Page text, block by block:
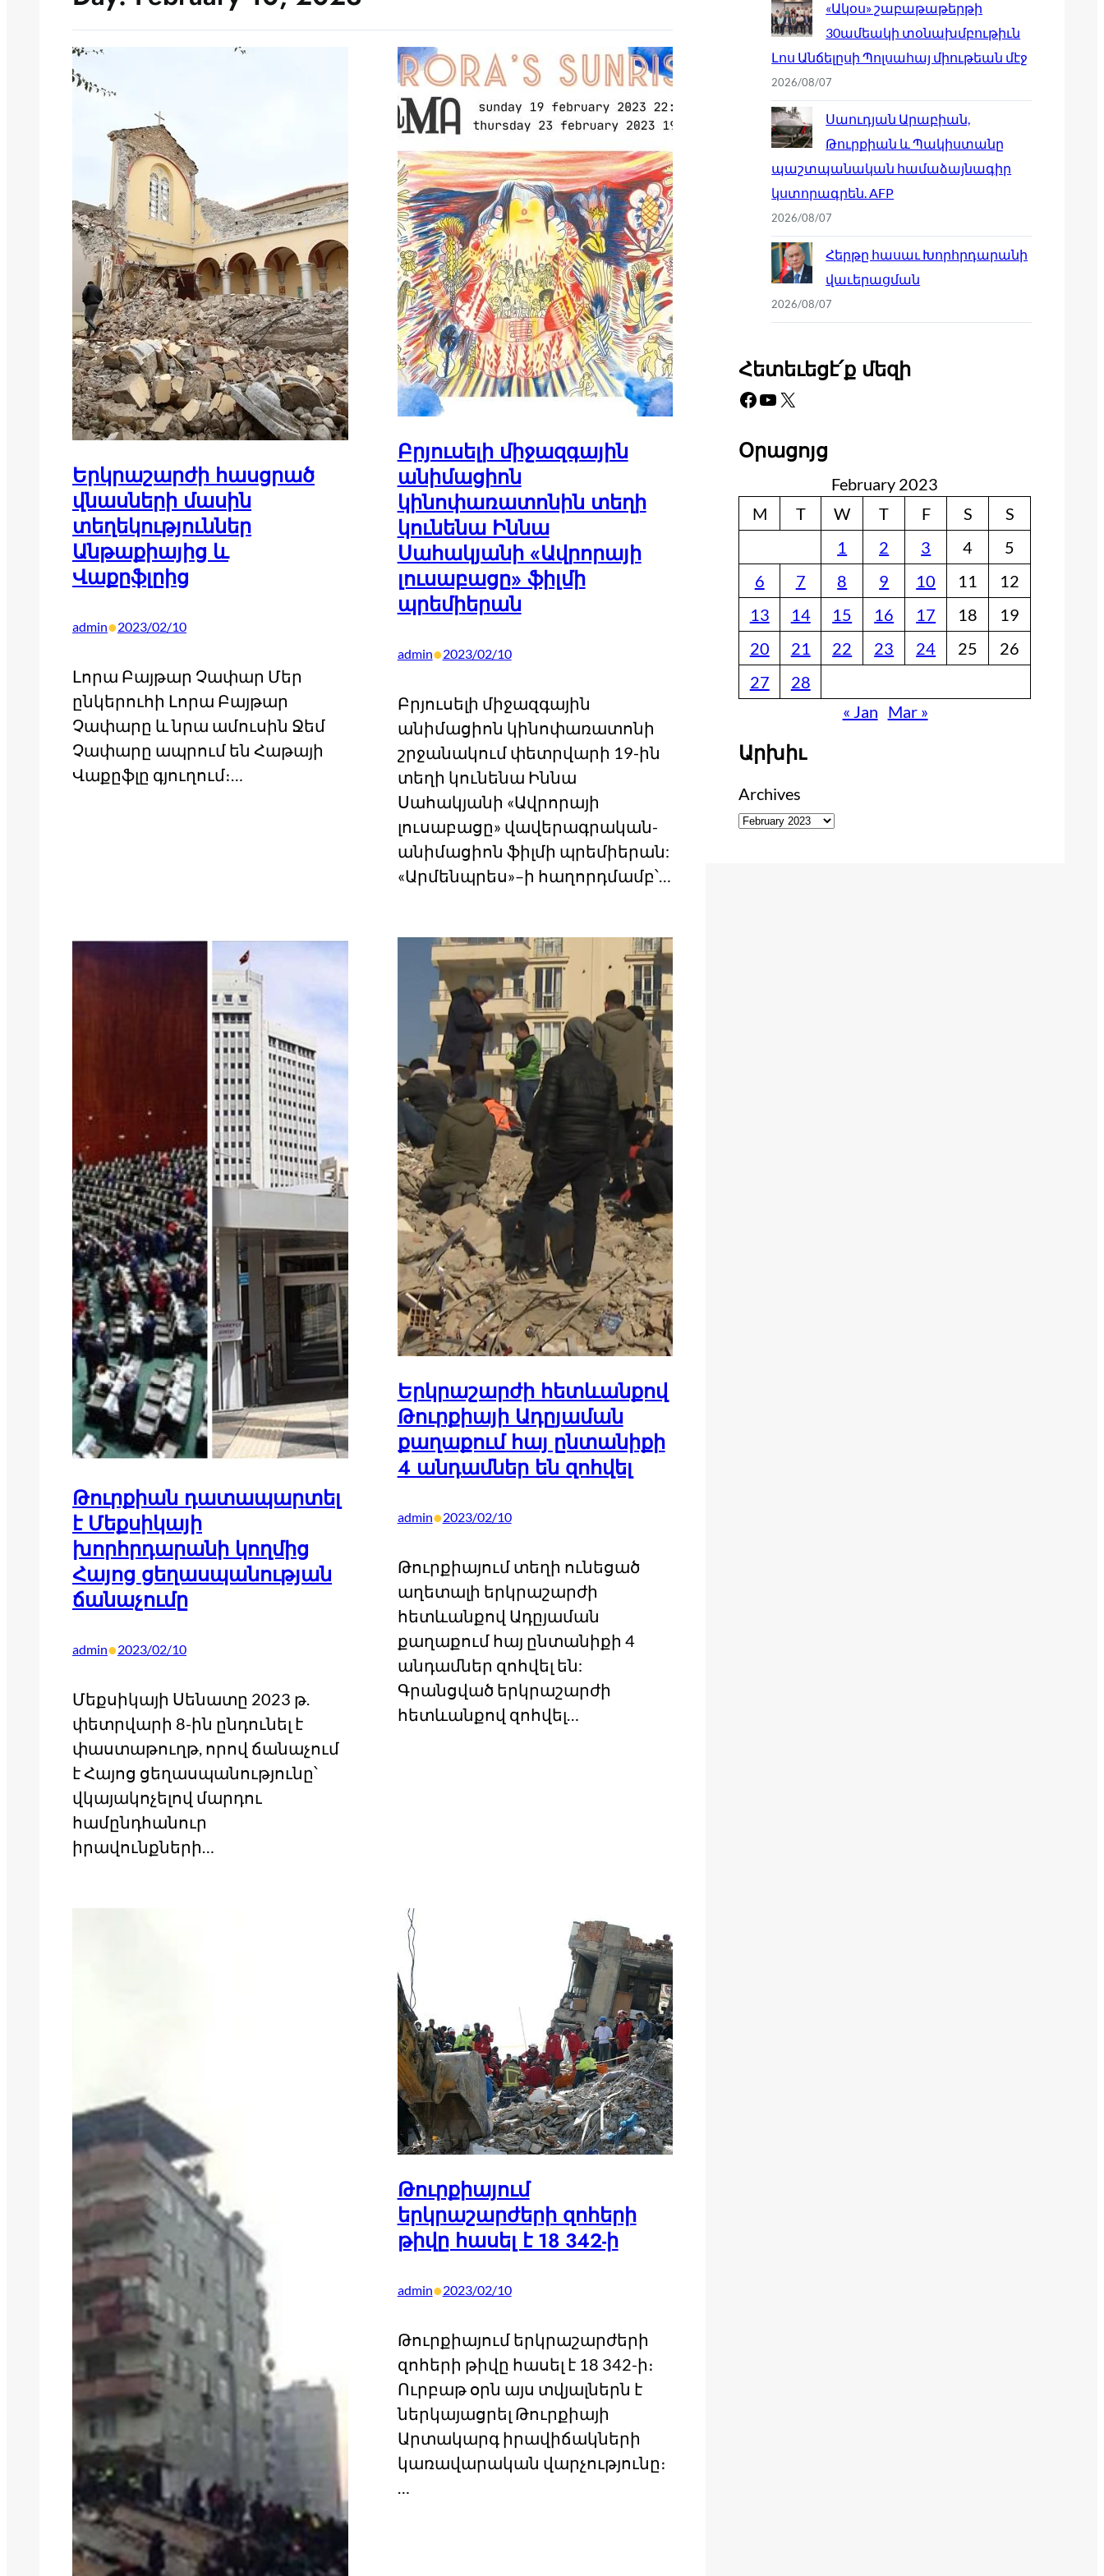
Երկրաշարժի հասցրած
վնասների մասին
տեղեկություններ
Անթաքիայից և
Վաքըֆլըից
admin•2023/02/10
Լորա Բայթար Չափար Մեր
ընկերուհի Լորա Բայթար
Չափարը և նրա ամուսին Ջեմ
Չափարը ապրում են Հաթայի
Վաքըֆլը գյուղում։…
Բրյուսելի միջազգային
անիմացիոն
կինոփառատոնին տեղի
կունենա Իննա
Սահակյանի «Ավրորայի
լուսաբացը» ֆիլմի
պրեմիերան
admin•2023/02/10
Բրյուսելի միջազգային
անիմացիոն կինոփառատոնի
շրջանակում փետրվարի 19-ին
տեղի կունենա Իննա
Սահակյանի «Ավրորայի
լուսաբացը» վավերագրական-
անիմացիոն ֆիլմի պրեմիերան:
«Արմենպրես»–ի հաղորդմամբ՝…
Թուրքիան դատապարտել
է Մեքսիկայի
խորհրդարանի կողմից
Հայոց ցեղասպանության
ճանաչումը
admin•2023/02/10
Մեքսիկայի Սենատը 2023 թ.
փետրվարի 8-ին ընդունել է
փաստաթուղթ, որով ճանաչում
է Հայոց ցեղասպանությունը՝
վկայակոչելով մարդու
համընդհանուր
իրավունքների…
Երկրաշարժի հետևանքով
Թուրքիայի Ադըյաման
քաղաքում հայ ընտանիքի
4 անդամներ են զոհվել
admin•2023/02/10
Թուրքիայում տեղի ունեցած
աղետալի երկրաշարժի
հետևանքով Ադըյաման
քաղաքում հայ ընտանիքի 4
անդամներ զոհվել են:
Գրանցված երկրաշարժի
հետևանքով զոհվել…
Թուրքիայում
երկրաշարժերի զոհերի
թիվը հասել է 18 342-ի
admin•2023/02/10
Թուրքիայում երկրաշարժերի
զոհերի թիվը հասել է 18 342-ի։
Ուրբաթ օրն այս տվյալներն է
ներկայացրել Թուրքիայի
Արտակարգ իրավիճակների
կառավարական վարչությունը։
…
«Ակօս» շաբաթաթերթի
30ամեակի տօնախմբութիւն
Լոս Անճելըսի Պոլսահայ միութեան մէջ
2026/08/07
Սաուդյան Արաբիան,
Թուրքիան և Պակիստանը
պաշտպանական համաձայնագիր
կստորագրեն. AFP
2026/08/07
Հերթը հասաւ Խորհրդարանի
վաւերացման
2026/08/07
Հետեւեցէ՛ք մեզի
Facebook YouTube X
Օրացոյց
February 2023
M
T W T F S
S
1
2 3 4
5
6
7 8 9 10 11
12
13
14 15 16 17 18
19
20
21 22 23 24 25
26
27
28
« Jan Mar »
Արխիւ
Archives